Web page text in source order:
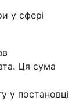
у сфері
Ця сума
у постановці